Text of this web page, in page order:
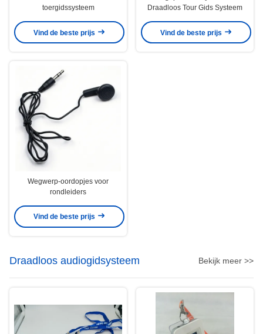
toergidssysteem
Vind de beste prijs
Draadloos Tour Gids Systeem
Vind de beste prijs
Wegwerp-oordopjes voor
rondleiders
Vind de beste prijs
Draadloos audiogidsysteem Bekijk meer >>